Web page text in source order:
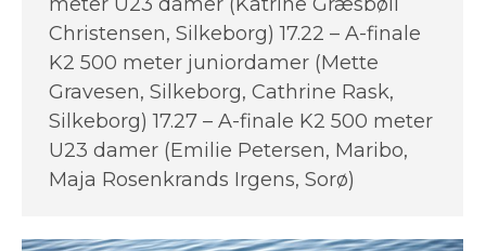
Christensen, Silkeborg) 17.22 – A-finale
K2 500 meter juniordamer (Mette
Gravesen, ­Silkeborg, Cathrine Rask­,
Silkeborg) 17.27 – A-finale K2 500 meter
U23 damer (Emilie Petersen, Maribo,
Maja Rosenkrands Irgens, Sorø)